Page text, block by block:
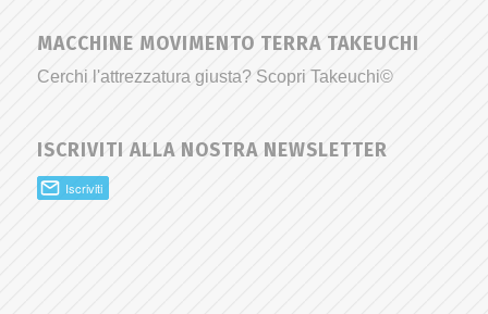
MACCHINE MOVIMENTO TERRA TAKEUCHI
Cerchi l'attrezzatura giusta? Scopri Takeuchi©
ISCRIVITI ALLA NOSTRA NEWSLETTER